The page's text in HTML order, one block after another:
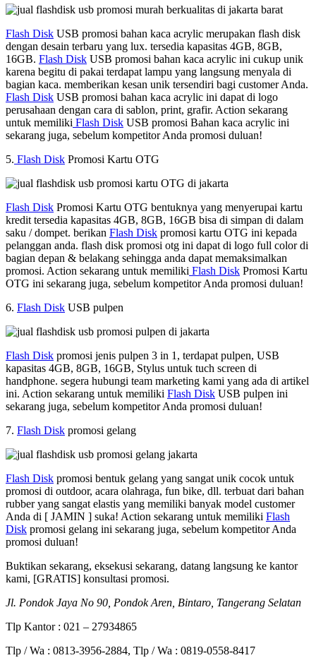
Flash Disk USB promosi bahan kaca acrylic merupakan flash disk
dengan desain terbaru yang lux. tersedia kapasitas 4GB, 8GB,
16GB. Flash Disk USB promosi bahan kaca acrylic ini cukup unik
karena begitu di pakai terdapat lampu yang langsung menyala di
bagian kaca. memberikan kesan unik tersendiri bagi customer Anda.
Flash Disk USB promosi bahan kaca acrylic ini dapat di logo
perusahaan dengan cara di sablon, print, grafir. Action sekarang
untuk memiliki Flash Disk USB promosi Bahan kaca acrylic ini
sekarang juga, sebelum kompetitor Anda promosi duluan!
5. Flash Disk Promosi Kartu OTG
Flash Disk Promosi Kartu OTG bentuknya yang menyerupai kartu
kredit tersedia kapasitas 4GB, 8GB, 16GB bisa di simpan di dalam
saku / dompet. berikan Flash Disk promosi kartu OTG ini kepada
pelanggan anda. flash disk promosi otg ini dapat di logo full color di
bagian depan & belakang sehingga anda dapat memaksimalkan
promosi. Action sekarang untuk memiliki Flash Disk Promosi Kartu
OTG ini sekarang juga, sebelum kompetitor Anda promosi duluan!
6. Flash Disk USB pulpen
Flash Disk promosi jenis pulpen 3 in 1, terdapat pulpen, USB
kapasitas 4GB, 8GB, 16GB, Stylus untuk tuch screen di
handphone. segera hubungi team marketing kami yang ada di artikel
ini. Action sekarang untuk memiliki Flash Disk USB pulpen ini
sekarang juga, sebelum kompetitor Anda promosi duluan!
7. Flash Disk promosi gelang
Flash Disk promosi bentuk gelang yang sangat unik cocok untuk
promosi di outdoor, acara olahraga, fun bike, dll. terbuat dari bahan
rubber yang sangat elastis yang memiliki banyak model customer
Anda di [ JAMIN ] suka! Action sekarang untuk memiliki Flash
Disk promosi gelang ini sekarang juga, sebelum kompetitor Anda
promosi duluan!
Buktikan sekarang, eksekusi sekarang, datang langsung ke kantor
kami, [GRATIS] konsultasi promosi.
Jl. Pondok Jaya No 90, Pondok Aren, Bintaro, Tangerang Selatan
Tlp Kantor : 021 – 27934865
Tlp / Wa : 0813-3956-2884, Tlp / Wa : 0819-0558-8417